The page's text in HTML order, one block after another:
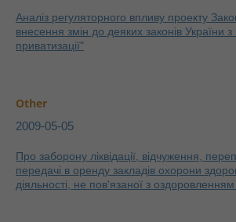
Аналіз регуляторного впливу проекту
внесення змін до деяких законів України
приватизації"
Other
2009-05-05
Про заборону ліквідації, відчуження,
передачі в оренду закладів охорони
діяльності, не пов'язаної з